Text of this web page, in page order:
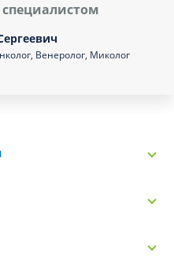
Венеролог, Миколог